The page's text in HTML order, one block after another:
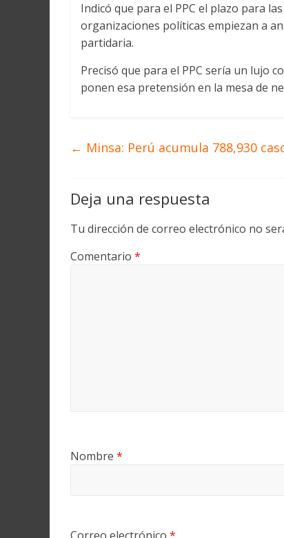
Indicó que para el PPC el plazo para
organizaciones políticas empiezan a
partidaria.
Precisó que para el PPC sería un lujo
ponen esa pretensión en la mesa de
← Minsa: Perú acumula 788,930
Deja una respuesta
Tu dirección de correo electrónico no
Comentario *
Nombre *